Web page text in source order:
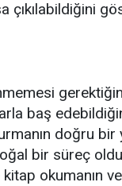
çıkılabildiğini
baş
doğru bir
doğal bir süreç
okumanın